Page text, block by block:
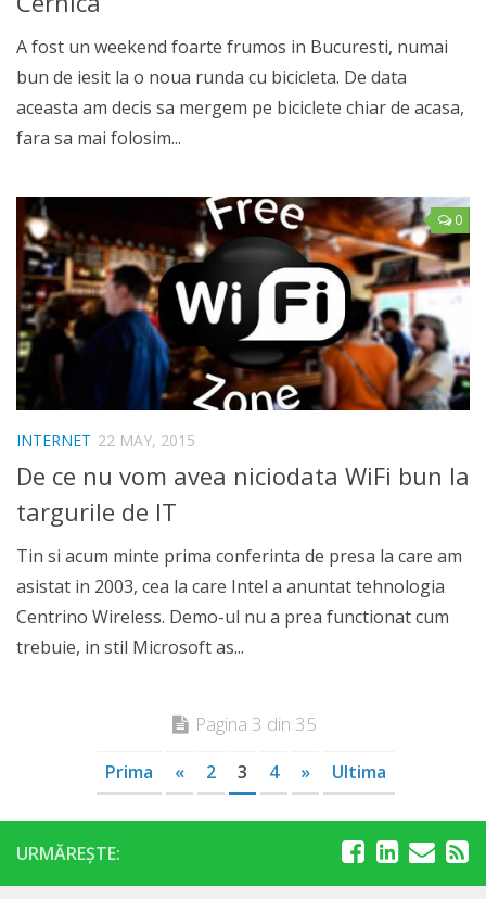
A fost un weekend foarte frumos in Bucuresti, numai
bun de iesit la o noua runda cu bicicleta. De data
aceasta am decis sa mergem pe biciclete chiar de acasa,
fara sa mai folosim...
0
INTERNET 22 MAY, 2015
De ce nu vom avea niciodata WiFi bun la
targurile de IT
Tin si acum minte prima conferinta de presa la care am
asistat in 2003, cea la care Intel a anuntat tehnologia
Centrino Wireless. Demo-ul nu a prea functionat cum
trebuie, in stil Microsoft as...
Pagina 3 din 35
Prima « 2 3 4 » Ultima
URMĂREȘTE: